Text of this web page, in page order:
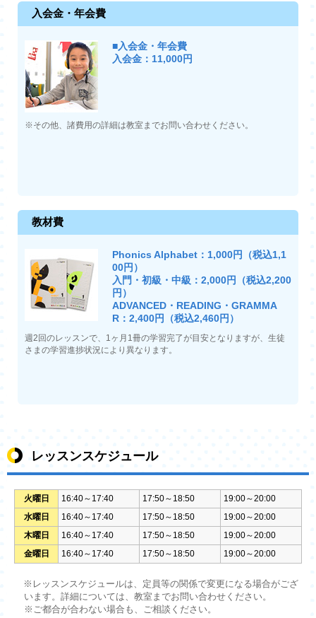
入会金・年会費
■入会金・年会費
入会金：11,000円
※その他、諸費用の詳細は教室までお問い合わせください。
教材費
Phonics Alphabet：1,000円（税込1,1
00円）
入門・初級・中級：2,000円（税込2,200
円）
ADVANCED・READING・GRAMMA
R：2,400円（税込2,460円）
週2回のレッスンで、1ヶ月1冊の学習完了が目安となりますが、生徒
さまの学習進捗状況により異なります。
レッスンスケジュール
火曜日 16:40～17:40 17:50～18:50
19:00～20:00
水曜日
16:40～17:40 17:50～18:50
19:00～20:00
木曜日
16:40～17:40 17:50～18:50
19:00～20:00
金曜日
16:40～17:40 17:50～18:50 19:00～20:00
※レッスンスケジュールは、定員等の関係で変更になる場合がござ
います。詳細については、教室までお問い合わせください。
※ご都合が合わない場合も、ご相談ください。